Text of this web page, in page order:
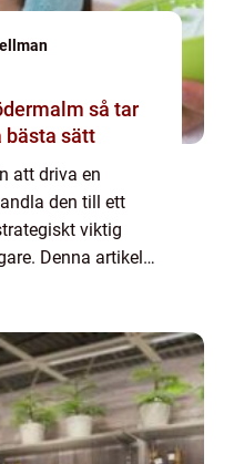
så tar
bästa sätt
att driva en
den till ett
viktig
Denna artikel